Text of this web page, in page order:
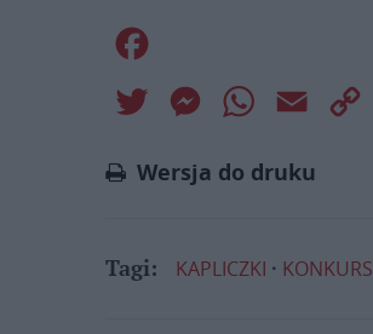
Twitter MessengerWhatsApp
Email
Wersja do druku
Tagi: KAPLICZKI KONKURS